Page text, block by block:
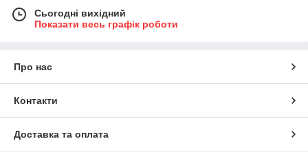
Сьогодні вихідний
Показати весь графік роботи
Про нас
Контакти
Доставка та оплата